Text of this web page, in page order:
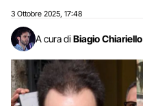
3 Ottobre 2025 17:48
A cura di Biagio Chiariello